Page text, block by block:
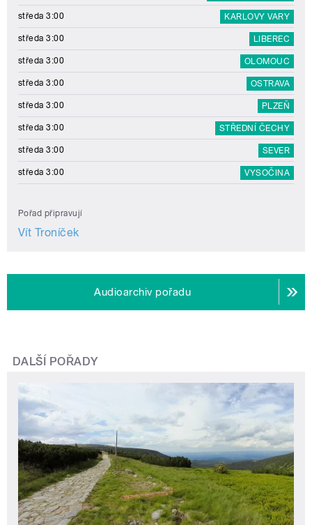
středa 3:00 KARLOVY VARY
středa 3:00 LIBEREC
středa 3:00 OLOMOUC
středa 3:00 OSTRAVA
středa 3:00 PLZEŇ
středa 3:00 STŘEDNÍ ČECHY
středa 3:00 SEVER
středa 3:00 VYSOČINA
Pořad připravují
Vít Troníček
Audioarchiv pořadu
DALŠÍ POŘADY